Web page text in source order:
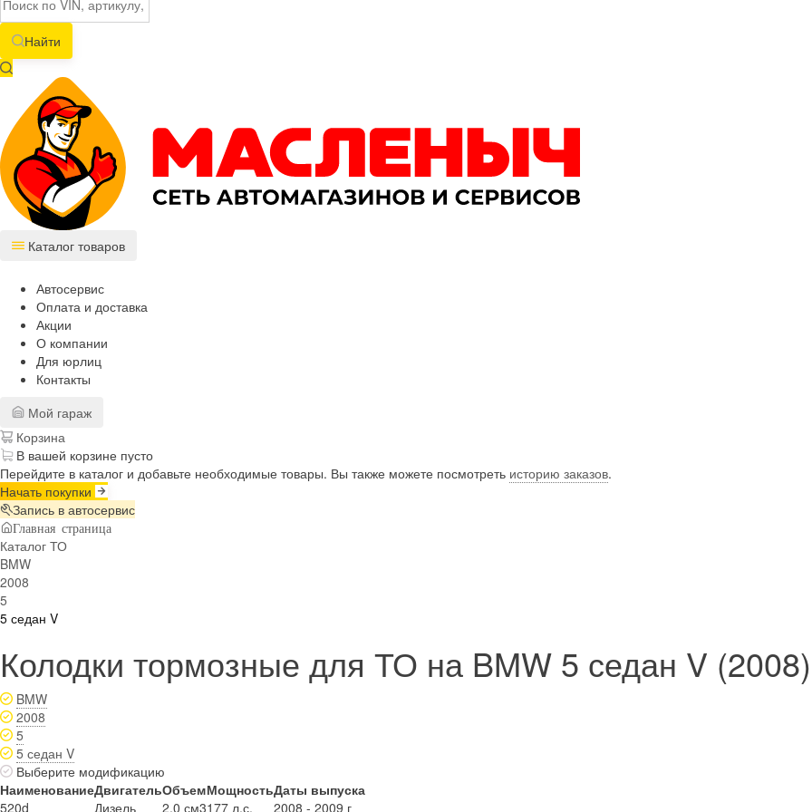
Найти
Каталог товаров
Автосервис
Оплата и доставка
Акции
О компании
Для юрлиц
Контакты
Мой гараж
Корзина
В вашей корзине пусто
Перейдите в каталог и добавьте необходимые товары. Вы также можете посмотреть историю заказов.
Начать покупки
Запись в автосервис
Главная страница
Каталог ТО
BMW
2008
5
5 седан V
Колодки тормозные для ТО на BMW 5 седан V (2008)
BMW
2008
5
5 седан V
Выберите модификацию
НаименованиеДвигательОбъемМощностьДаты выпуска
520d
Дизель 2.0 см3177 л.с. 2008 - 2009 г